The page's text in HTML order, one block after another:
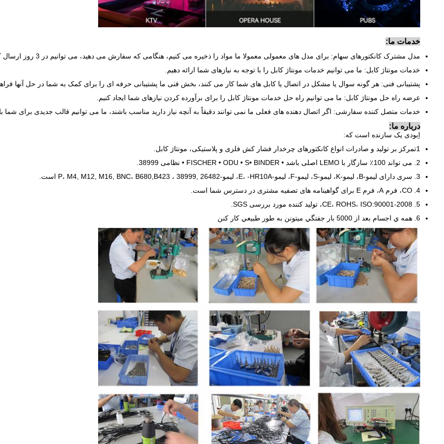
خدمات ما:
مدل مشترک کانکتورهای سهام: برای مدل های معمولی معمولا ما مواد را ذخیره می کنیم، هنگامی که سفارش می دهید، می توانیم در 3 روز ارسال کنیم.
خدمات مونتاژ کابل: ما می توانیم خدمات مونتاژ کابل را با توجه به نیازهای شما ارائه دهیم.
پشتیبانی فنی: هر گونه سوال یا مشکل در اتصال یا کابل های شما کار می کنند، بخش فنی ما پشتیبانی حرفه ای را برای کمک به شما در حل آنها
عرضه راه حل مونتاژ کابل: ما می توانیم راه حل خدمات مونتاژ کابل را برای برآورده کردن نیازهای شما ایجاد کنیم.
خدمات متصل کننده سفارشی: اگر اتصال دهنده های فعلی ما نمی توانند دقیقاً به آنچه نیاز دارید مناسب باشند، ما می توانیم قالب جدیدی برای شما
درباره ما:
اِبودی یک سازنده است که:
1تمرکز بر تولید و صادرات انواع کانکتورهای چرخدار فشار کش فلزی و پلاستیکی، مونتاژ کابل.
2. می تواند 100٪ سازگار با LEMO اصلی باشد • FISCHER • ODU • S• BINDER • نظامی 38999.
3. سری دارای لیمو-B، لیمو-K، لیمو-S، لیمو-F، لیمو-E، -HR10A، لیمو-P، M4, M12, M16, BNC، B680,B423 ، 38999, 26482 است.
4. CO، فرم A، فرم E برای گواهینامه های تصفیه مشتری در دسترس شما است.
5. CE، ROHS، ISO:90001-2008، تولید کننده مورد بررسی SGS.
6. همه ي اجسام بعد از 5000 بار جفتگي ميتونن به طور طبيعي کار کنن